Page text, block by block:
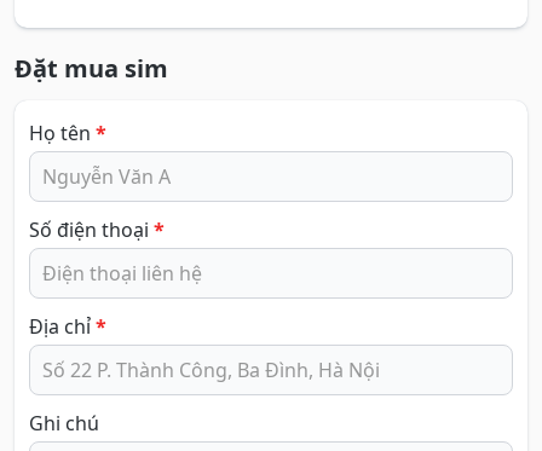
Đặt mua sim
Họ tên *
Số điện thoại *
Địa chỉ*
Ghi chú